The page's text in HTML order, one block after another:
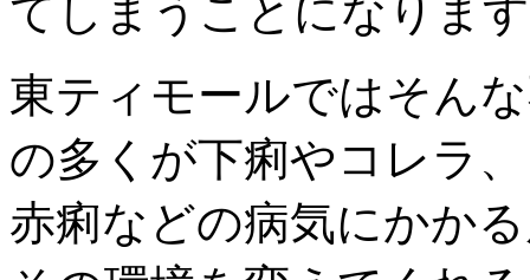
てしまうことになりま
東ティモールではそん
の多くが下痢やコレラ、
赤痢などの病気にかか